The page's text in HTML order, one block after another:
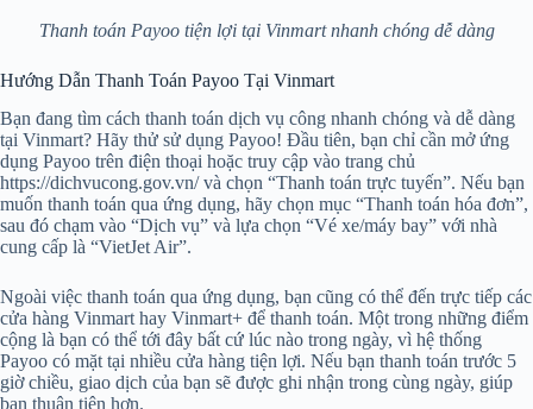
Thanh toán Payoo tiện lợi tại Vinmart nhanh chóng dễ dàng
Hướng Dẫn Thanh Toán Payoo Tại Vinmart
Bạn đang tìm cách thanh toán dịch vụ công nhanh chóng và dễ dàng
tại Vinmart? Hãy thử sử dụng Payoo! Đầu tiên, bạn chỉ cần mở ứng
dụng Payoo trên điện thoại hoặc truy cập vào trang chủ
https://dichvucong.gov.vn/ và chọn “Thanh toán trực tuyến”. Nếu bạn
muốn thanh toán qua ứng dụng, hãy chọn mục “Thanh toán hóa đơn”,
sau đó chạm vào “Dịch vụ” và lựa chọn “Vé xe/máy bay” với nhà
cung cấp là “VietJet Air”.
Ngoài việc thanh toán qua ứng dụng, bạn cũng có thể đến trực tiếp các
cửa hàng Vinmart hay Vinmart+ để thanh toán. Một trong những điểm
cộng là bạn có thể tới đây bất cứ lúc nào trong ngày, vì hệ thống
Payoo có mặt tại nhiều cửa hàng tiện lợi. Nếu bạn thanh toán trước 5
giờ chiều, giao dịch của bạn sẽ được ghi nhận trong cùng ngày, giúp
bạn thuận tiện hơn.